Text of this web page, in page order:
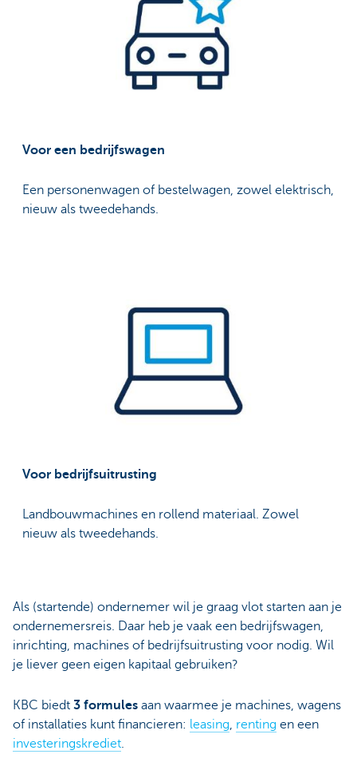
Voor een bedrijfswagen
Een personenwagen of bestelwagen, zowel elektrisch,
nieuw als tweedehands.
Voor bedrijfsuitrusting
Landbouwmachines en rollend materiaal. Zowel
nieuw als tweedehands.
Als (startende) ondernemer wil je graag vlot starten aan je
ondernemersreis. Daar heb je vaak een bedrijfswagen,
inrichting, machines of bedrijfsuitrusting voor nodig. Wil
je liever geen eigen kapitaal gebruiken?
KBC biedt 3 formules aan waarmee je machines, wagens
of installaties kunt financieren: leasing renting en een
investeringskrediet